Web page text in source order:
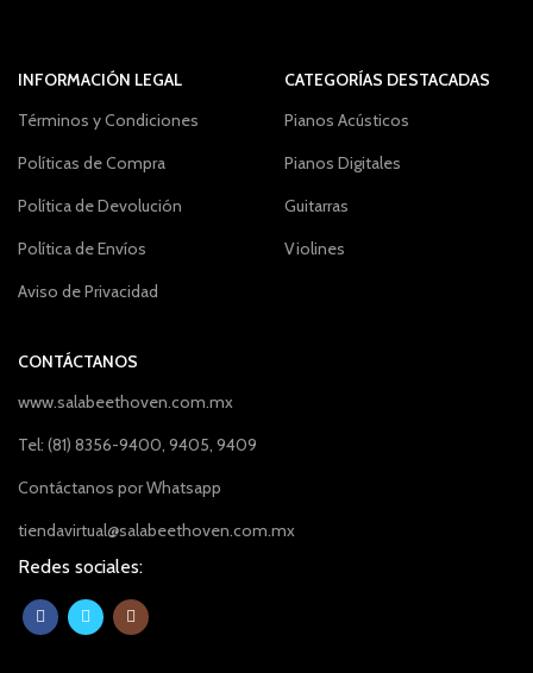
INFORMACIÓN LEGAL
Términos y Condiciones
Políticas de Compra
Política de Devolución
Política de Envíos
Aviso de Privacidad
CATEGORÍAS DESTACADAS
Pianos Acústicos
Pianos Digitales
Guitarras
Violines
CONTÁCTANOS
www.salabeethoven.com.mx
Tel: (81) 8356-9400, 9405, 9409
Contáctanos por Whatsapp
tiendavirtual@salabeethoven.com.mx
Redes sociales: